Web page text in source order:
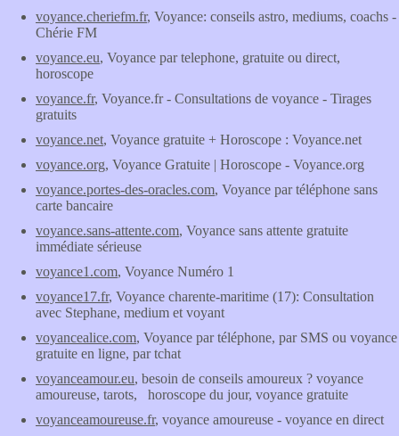
voyance.cheriefm.fr, Voyance: conseils astro, mediums, coachs -
Chérie FM
voyance.eu, Voyance par telephone, gratuite ou direct,
horoscope
voyance.fr, Voyance.fr - Consultations de voyance - Tirages
gratuits
voyance.net, Voyance gratuite + Horoscope : Voyance.net
voyance.org, Voyance Gratuite | Horoscope - Voyance.org
voyance.portes-des-oracles.com, Voyance par téléphone sans
carte bancaire
voyance.sans-attente.com, Voyance sans attente gratuite
immédiate sérieuse
voyance1.com, Voyance Numéro 1
voyance17.fr, Voyance charente-maritime (17): Consultation
avec Stephane, medium et voyant
voyancealice.com, Voyance par téléphone, par SMS ou voyance
gratuite en ligne, par tchat
voyanceamour.eu, besoin de conseils amoureux ? voyance
amoureuse, tarots, horoscope du jour, voyance gratuite
voyanceamoureuse.fr, voyance amoureuse - voyance en direct